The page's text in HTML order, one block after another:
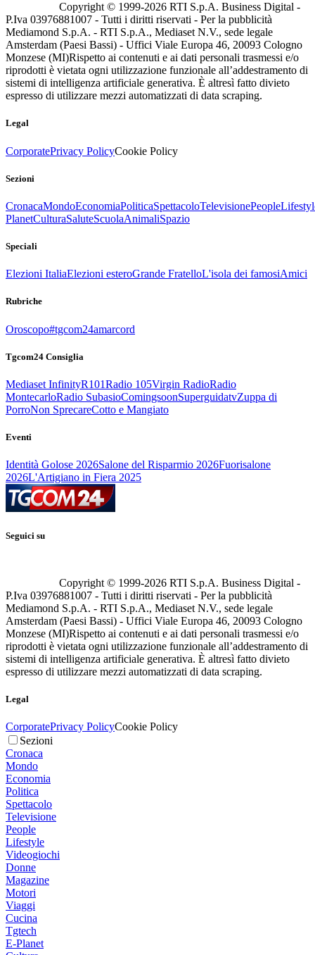
Copyright © 1999-2026 RTI S.p.A. Business Digital -
P.Iva 03976881007 - Tutti i diritti riservati - Per la pubblicità
Mediamond S.p.A. - RTI S.p.A., Mediaset N.V., sede legale
Amsterdam (Paesi Bassi) - Uffici Viale Europa 46, 20093 Cologno
Monzese (MI)Rispetto ai contenuti e ai dati personali trasmessi e/o
riprodotti è vietata ogni utilizzazione funzionale all’addestramento di
sistemi di intelligenza artificiale generativa. È altresì fatto divieto
espresso di utilizzare mezzi automatizzati di data scraping.
Legal
CorporatePrivacy PolicyCookie Policy
Sezioni
CronacaMondoEconomiaPoliticaSpettacoloTelevisionePeople
PlanetCulturaSaluteScuolaAnimaliSpazio
Speciali
Elezioni ItaliaElezioni esteroGrande FratelloL'isola dei famosiAmici
Rubriche
Oroscopo#tgcom24amarcord
Tgcom24 Consiglia
Mediaset InfinityR101Radio 105Virgin RadioRadio
MontecarloRadio SubasioComingsoonSuperguidatvZuppa di
PorroNon SprecareCotto e Mangiato
Eventi
Identità Golose 2026Salone del Risparmio 2026Fuorisalone
2026L'Artigiano in Fiera 2025
Seguici su
Copyright © 1999-2026 RTI S.p.A. Business Digital -
P.Iva 03976881007 - Tutti i diritti riservati - Per la pubblicità
Mediamond S.p.A. - RTI S.p.A., Mediaset N.V., sede legale
Amsterdam (Paesi Bassi) - Uffici Viale Europa 46, 20093 Cologno
Monzese (MI)Rispetto ai contenuti e ai dati personali trasmessi e/o
riprodotti è vietata ogni utilizzazione funzionale all’addestramento di
sistemi di intelligenza artificiale generativa. È altresì fatto divieto
espresso di utilizzare mezzi automatizzati di data scraping.
Legal
CorporatePrivacy PolicyCookie Policy
Sezioni
Cronaca
Mondo
Economia
Politica
Spettacolo
Televisione
People
Lifestyle
Videogiochi
Donne
Magazine
Motori
Viaggi
Cucina
Tgtech
E-Planet